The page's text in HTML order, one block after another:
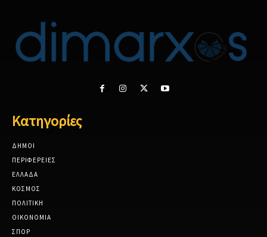
Κατηγορίες
ΔΗΜΟΙ
ΠΕΡΙΦΕΡΕΙΕΣ
ΕΛΛΑΔΑ
ΚΟΣΜΟΣ
ΠΟΛΙΤΙΚΗ
ΟΙΚΟΝΟΜΙΑ
ΣΠΟΡ